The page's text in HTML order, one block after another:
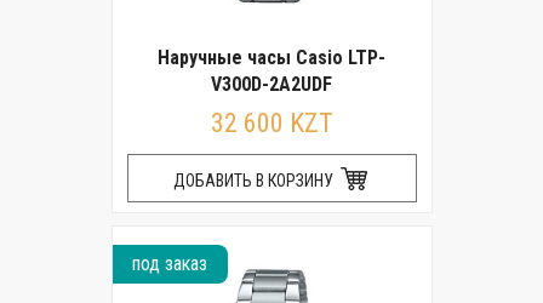
Наручные часы Casio LTP-
V300D-2A2UDF
32 600 KZT
ДОБАВИТЬ В КОРЗИНУ
под заказ